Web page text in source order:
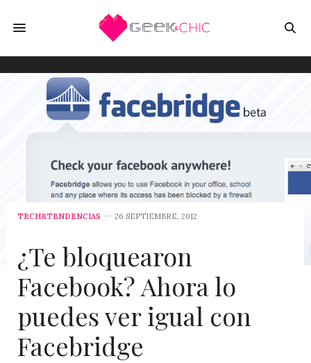
TECH&TENDENCIAS 26 SEPTIEMBRE, 2012
¿Te bloquearon
Facebook? Ahora lo
puedes ver igual con
Facebridge